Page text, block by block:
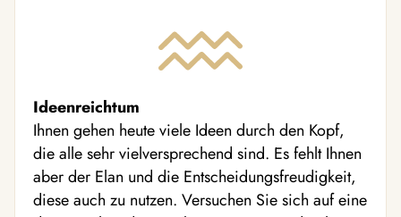
Ideenreichtum
Ihnen gehen heute viele Ideen durch den Kopf,
die alle sehr vielversprechend sind. Es fehlt Ihnen
aber der Elan und die Entscheidungsfreudigkeit,
diese auch zu nutzen. Versuchen Sie sich auf eine